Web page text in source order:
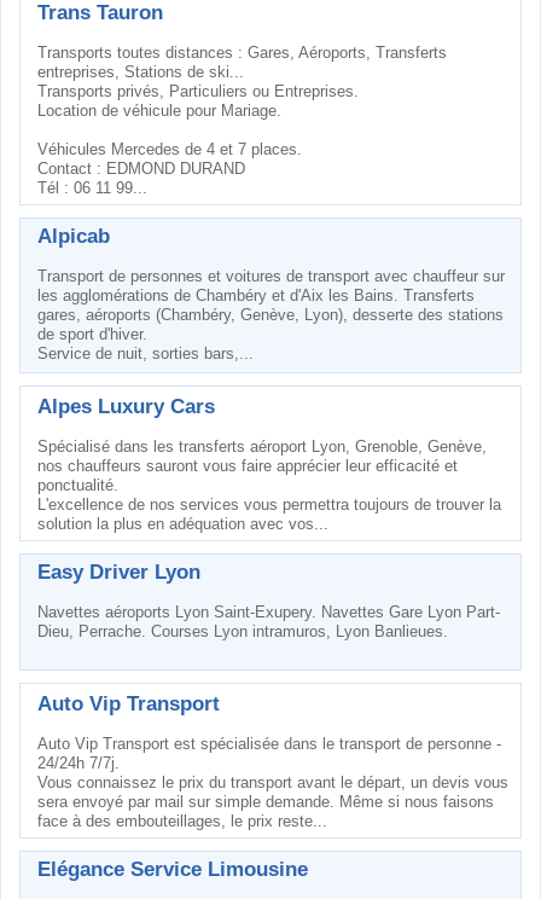
Trans Tauron
Transports toutes distances : Gares, Aéroports, Transferts
entreprises, Stations de ski...
Transports privés, Particuliers ou Entreprises.
Location de véhicule pour Mariage.
Véhicules Mercedes de 4 et 7 places.
Contact : EDMOND DURAND
Tél : 06 11 99...
Alpicab
Transport de personnes et voitures de transport avec chauffeur sur
les agglomérations de Chambéry et d'Aix les Bains. Transferts
gares, aéroports (Chambéry, Genève, Lyon), desserte des stations
de sport d'hiver.
Service de nuit, sorties bars,...
Alpes Luxury Cars
Spécialisé dans les transferts aéroport Lyon, Grenoble, Genève,
nos chauffeurs sauront vous faire apprécier leur efficacité et
ponctualité.
L'excellence de nos services vous permettra toujours de trouver la
solution la plus en adéquation avec vos...
Easy Driver Lyon
Navettes aéroports Lyon Saint-Exupery. Navettes Gare Lyon Part-
Dieu, Perrache. Courses Lyon intramuros, Lyon Banlieues.
Auto Vip Transport
Auto Vip Transport est spécialisée dans le transport de personne -
24/24h 7/7j.
Vous connaissez le prix du transport avant le départ, un devis vous
sera envoyé par mail sur simple demande. Même si nous faisons
face à des embouteillages, le prix reste...
Elégance Service Limousine